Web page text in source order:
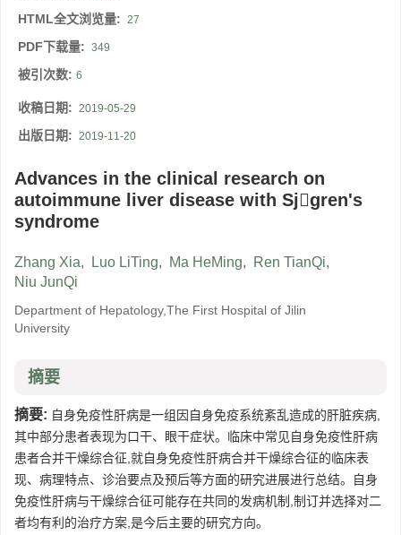
HTML全文浏览量: 27
PDF下载量: 349
被引次数: 6
收稿日期: 2019-05-29
出版日期: 2019-11-20
Advances in the clinical research on
autoimmune liver disease with Sjgren's
syndrome
Zhang Xia, Luo LiTing, Ma HeMing, Ren TianQi,
Niu JunQi
Department of Hepatology,The First Hospital of Jilin
University
摘要
摘要: 自身免疫性肝病是一组因自身免疫系统紊乱造成的肝脏疾病,
其中部分患者表现为口干、眼干症状。临床中常见自身免疫性肝病
患者合并干燥综合征,就自身免疫性肝病合并干燥综合征的临床表
现、病理特点、诊治要点及预后等方面的研究进展进行总结。自身
免疫性肝病与干燥综合征可能存在共同的发病机制,制订并选择对二
者均有利的治疗方案,是今后主要的研究方向。